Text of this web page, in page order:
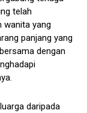
telah
wanita yang
panjang yang
dengan
daripada